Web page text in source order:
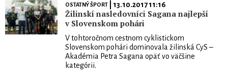
OSTATNÝ ŠPORT| 13.10.2017 11:16
Žilinskí nasledovníci Sagana najlepší
v Slovenskom pohári
V tohtoročnom cestnom cyklistickom
Slovenskom pohári dominovala žilinská CyS –
Akadémia Petra Sagana opäť vo väčšine
kategórii.